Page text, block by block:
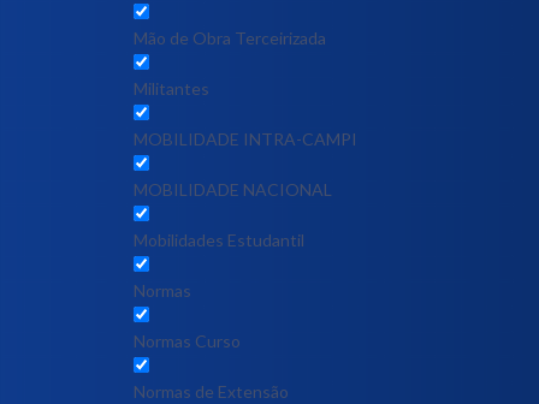
Mão de Obra Terceirizada
Militantes
MOBILIDADE INTRA-CAMPI
MOBILIDADE NACIONAL
Mobilidades Estudantil
Normas
Normas Curso
Normas de Extensão